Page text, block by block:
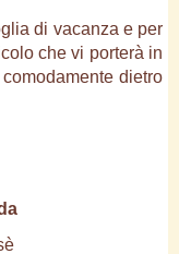
di vacanza e per
che vi porterà in
dietro